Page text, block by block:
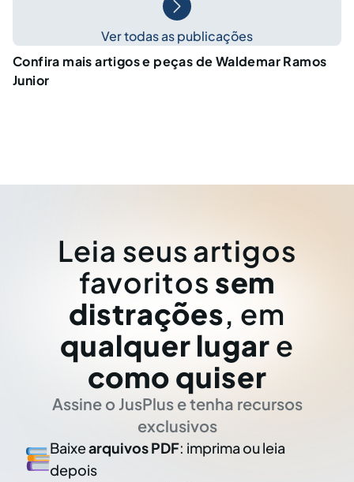
Ver todas as publicações
Confira mais artigos e peças de Waldemar Ramos
Junior
Leia seus artigos
favoritos sem
distrações, em
qualquer lugar e
como quiser
Assine o JusPlus e tenha recursos
exclusivos
Baixearquivos PDF: imprima ou leia
depois